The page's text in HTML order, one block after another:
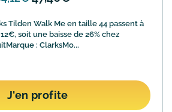
Tilden Walk Me en taille 44 passent à
soit une baisse de 26% chez
: ClarksMo...
J'en profite